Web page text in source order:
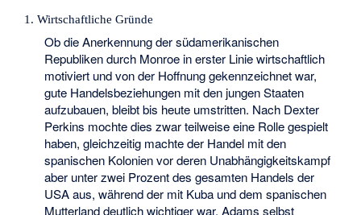
1. Wirtschaftliche Gründe
Ob die Anerkennung der südamerikanischen
Republiken durch Monroe in erster Linie wirtschaftlich
motiviert und von der Hoffnung gekennzeichnet war,
gute Handelsbeziehungen mit den jungen Staaten
aufzubauen, bleibt bis heute umstritten. Nach Dexter
Perkins mochte dies zwar teilweise eine Rolle gespielt
haben, gleichzeitig machte der Handel mit den
spanischen Kolonien vor deren Unabhängigkeitskampf
aber unter zwei Prozent des gesamten Handels der
USA aus, während der mit Kuba und dem spanischen
Mutterland deutlich wichtiger war. Adams selbst